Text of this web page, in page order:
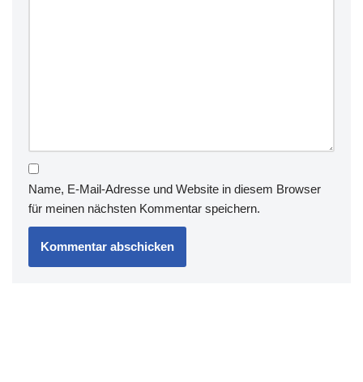
Name, E-Mail-Adresse und Website in diesem Browser
für meinen nächsten Kommentar speichern.